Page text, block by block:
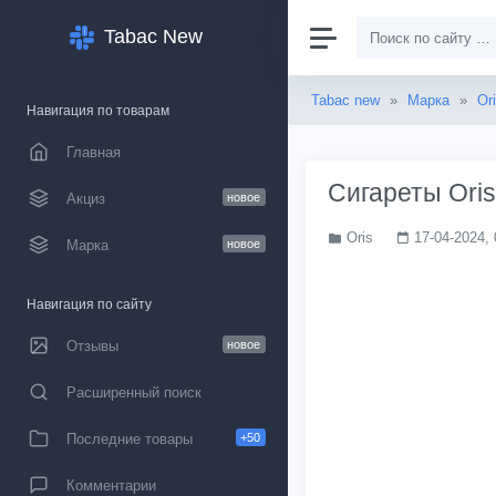
Tabac New
Навигация по товарам
Главная
Акциз новое
Марка новое
Навигация по сайту
Отзывы новое
Расширенный поиск
Последние товары +50
Комментарии
Tabac new » Марка »
Сигареты
Oris 17-04-2024,